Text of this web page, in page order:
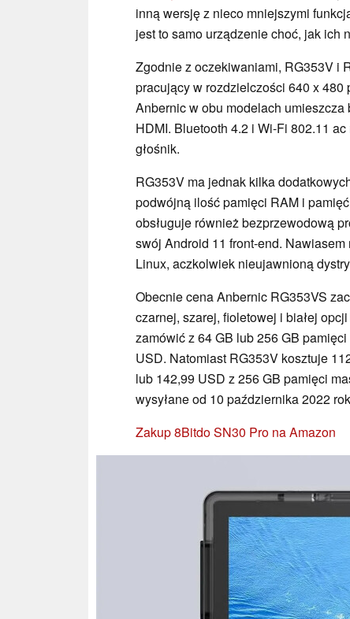
inną wersję z nieco mniejszymi
jest to samo urządzenie choć, jak ich
Zgodnie z oczekiwaniami, RG353V i
pracujący w rozdzielczości 640 x
Anbernic w obu modelach
HDMI. Bluetooth 4.2 i Wi-Fi 802.11
głośnik.
RG353V ma jednak kilka
podwójną ilość pamięci RAM i
obsługuje również bezprzewodową
swój Android 11 front-end.
Linux, aczkolwiek nieujawnioną
Obecnie cena Anbernic RG353VS
czarnej, szarej, fioletowej i białej
zamówić z 64 GB lub 256 GB
USD. Natomiast RG353V kosztuje
lub 142,99 USD z 256 GB pamięci
wysyłane od 10 października 2022
Zakup 8Bitdo SN30 Pro na Amazon